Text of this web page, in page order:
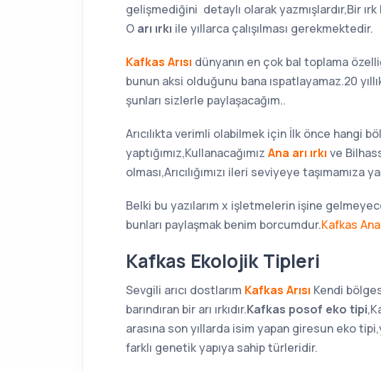
gelişmediğini detaylı olarak yazmışlardır,Bir
O arı ırkı ile yıllarca çalışılması gerekmektedir.
Kafkas Arısı dünyanın en çok bal toplama
bunun aksi olduğunu bana ıspatlayamaz.20
şunları sizlerle paylaşacağım..
Arıcılıkta verimli olabilmek için İlk önce hangi
yaptığımız,Kullanacağımız Ana arı ırkı ve
olması,Arıcılığımızı ileri seviyeye taşımamıza
Belki bu yazılarım x işletmelerin işine
bunları paylaşmak benim borcumdur.Kafkas
Kafkas Ekolojik Tipleri
Sevgili arıcı dostlarım Kafkas Arısı Kendi
barındıran bir arı ırkıdır.Kafkas posof eko tipi
arasına son yıllarda isim yapan giresun eko
farklı genetik yapıya sahip türleridir.